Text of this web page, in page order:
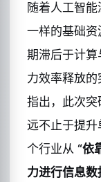
随着人工智
一样的基础
期滞后于计
力效率释放
指出，此次
远不止于提
个行业从 “依
力进行信息数